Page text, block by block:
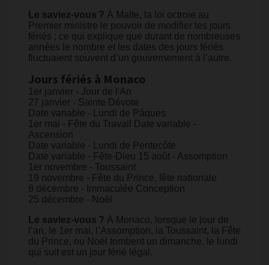
Le saviez-vous ? À Malte, la loi octroie au
Premier ministre le pouvoir de modifier les jours
fériés ; ce qui explique que durant de nombreuses
années le nombre et les dates des jours fériés
fluctuaient souvent d’un gouvernement à l’autre.
Jours fériés à Monaco
1er janvier - Jour de l'An
27 janvier - Sainte Dévote
Date variable - Lundi de Pâques
1er mai - Fête du Travail Date variable -
Ascension
Date variable - Lundi de Pentecôte
Date variable - Fête-Dieu 15 août - Assomption
1er novembre - Toussaint
19 novembre - Fête du Prince, fête nationale
8 décembre - Immaculée Conception
25 décembre - Noël
Le saviez-vous ? À Monaco, lorsque le jour de
l’an, le 1er mai, l’Assomption, la Toussaint, la Fête
du Prince, ou Noël tombent un dimanche, le lundi
qui suit est un jour férié légal.